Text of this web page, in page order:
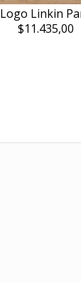
Logo Linkin
$11.435,00